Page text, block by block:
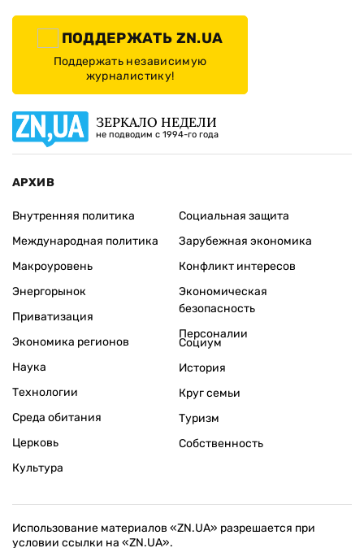
ПОДДЕРЖАТЬ ZN.UA
Поддержать независимую
журналистику!
ЗЕРКАЛО НЕДЕЛИ
не подводим с 1994-го года
АРХИВ
Внутренняя политика
Международная политика
Макроуровень
Энергорынок
Приватизация
Экономика регионов
Социальная защита
Зарубежная экономика
Конфликт интересов
Экономическая
безопасность
Персоналии
Наука
Технологии
Среда обитания
Церковь
Культура
Социум
История
Круг семьи
Туризм
Собственность
Использование материалов «ZN.UA» разрешается при
условии ссылки на «ZN.UA».